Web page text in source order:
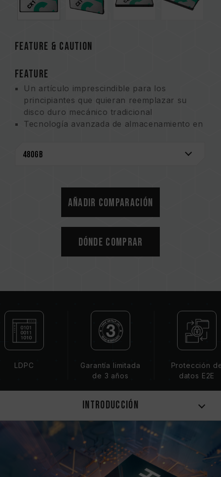
FEATURE & CAUTION
FEATURE
Un artículo imprescindible para los
principiantes que quieran reemplazar su
disco duro mecánico tradicional
Tecnología avanzada de almacenamiento en
ligera
Code) mejora la eficacia
Añadir comparación
Dónde comprar
LDPC
Garantía limitada
de 3 años
Protección
datos E2E
Introducción